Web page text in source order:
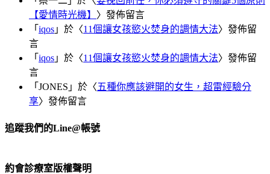
【愛情時光機】 〉發佈留言
「 iqos 」於〈11個讓女孩慾火焚身的調情大法〉發佈留
言
「 iqos 」於〈11個讓女孩慾火焚身的調情大法〉發佈留
言
「 JONES 」於〈五種你應該避開的女生，超雷經驗分
享〉發佈留言
追蹤我們的Line@帳號
約會診療室版權聲明